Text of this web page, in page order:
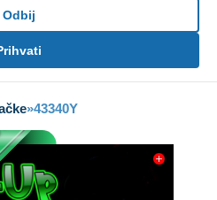
Odbij
»43340Y